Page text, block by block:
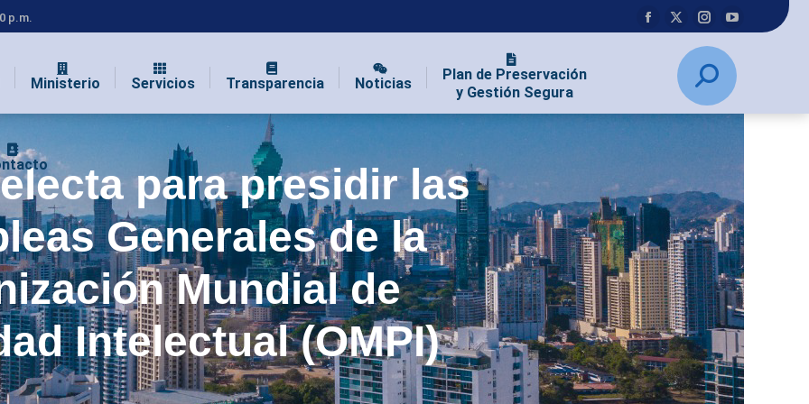
p.m.
Ministerio Servicios Transparencia Noticias
Plan de Preservación
y Gestión Segura
para presidir las
Generales de la
Mundial de
Intelectual (OMPI)